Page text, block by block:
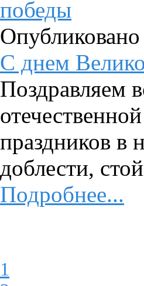
C днем
Поздравляем
праздников в
доблести,
Подробнее...
1